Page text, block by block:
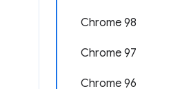
Chrome 98
Chrome 97
Chrome 96